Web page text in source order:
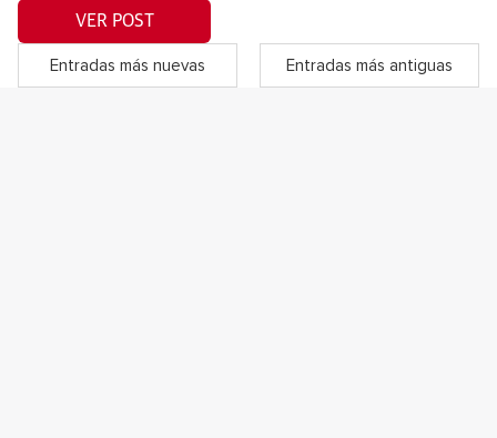
VER POST
Entradas más nuevas Entradas más antiguas